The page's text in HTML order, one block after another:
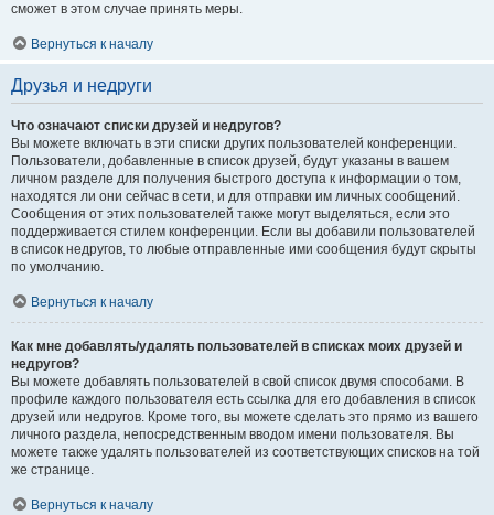
сможет в этом случае принять меры.
Вернуться к началу
Друзья и недруги
Что означают списки друзей и недругов?
Вы можете включать в эти списки других пользователей конференции.
Пользователи, добавленные в список друзей, будут указаны в вашем
личном разделе для получения быстрого доступа к информации о том,
находятся ли они сейчас в сети, и для отправки им личных сообщений.
Сообщения от этих пользователей также могут выделяться, если это
поддерживается стилем конференции. Если вы добавили пользователей
в список недругов, то любые отправленные ими сообщения будут скрыты
по умолчанию.
Вернуться к началу
Как мне добавлять/удалять пользователей в списках моих друзей и
недругов?
Вы можете добавлять пользователей в свой список двумя способами. В
профиле каждого пользователя есть ссылка для его добавления в список
друзей или недругов. Кроме того, вы можете сделать это прямо из вашего
личного раздела, непосредственным вводом имени пользователя. Вы
можете также удалять пользователей из соответствующих списков на той
же странице.
Вернуться к началу